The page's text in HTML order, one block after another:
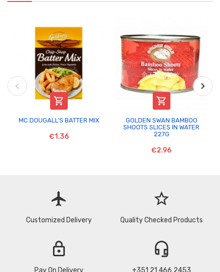

MC DOUGALL'S BATTER MIX
€1.36

GOLDEN SWAN BAMBOO
SHOOTS SLICES IN WATER
227G
€2.96
flight
Customized Delivery
star_border
Quality Checked Products
lock
Pay On Delivery
headset_mic
+351 21 466 2453